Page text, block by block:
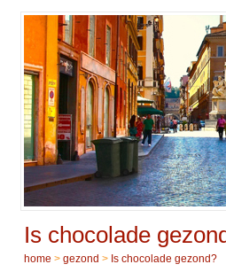
Is chocolade
home > gezond > Is chocolade gezond?